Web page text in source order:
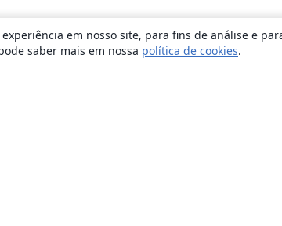
em nosso site, para fins de análise e
saber mais em nossa política de cookies.